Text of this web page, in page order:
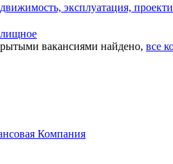
эксплуатация,
вакансиями найдено, все
Компания